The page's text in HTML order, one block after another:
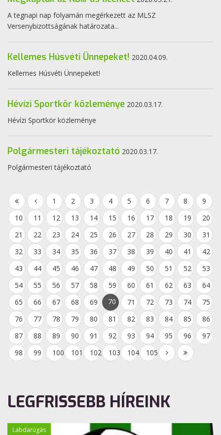
A tegnapi nap folyamán megérkezett az MLSZ
Versenybizottságának határozata...
Kellemes Húsvéti Ünnepeket! 2020.04.09.
Kellemes Húsvéti Ünnepeket!
Hévízi Sportkör közleménye 2020.03.17.
Hévízi Sportkör közleménye
Polgármesteri tájékoztató 2020.03.17.
Polgármesteri tájékoztató
1 2 3 4 5 6 7 8
9
10
11 12 13 14 15 16 17 18 19
20
21
22 23 24 25 26 27 28 29 30
31
32
33 34 35 36 37 38 39 40 41
42
43
44 45 46 47 48 49 50 51 52
53
54
55 56 57 58 59 60 61 62 63
64
65
66 67 68 69 70 71 72 73 74
75
76
77 78 79 80 81 82 83 84 85
86
87
88 89 90 91 92 93 94 95 96
97
98
99 100 101 102 103 104 105
LEGFRISSEBB HÍREINK
Labdarúgás